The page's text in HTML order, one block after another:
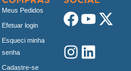
Meus Pedidos
Efetuar login
Esqueci minha
senha
Cadastre-se